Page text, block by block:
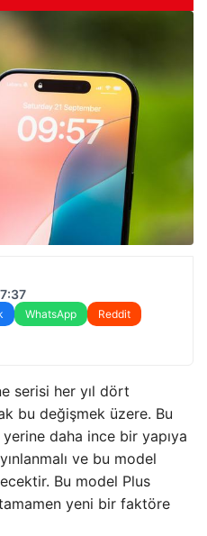
WhatsApp
Reddit
serisi her yıl dört
bu değişmek üzere. Bu
daha ince bir yapıya
ve bu model
Bu model Plus
yeni bir faktöre